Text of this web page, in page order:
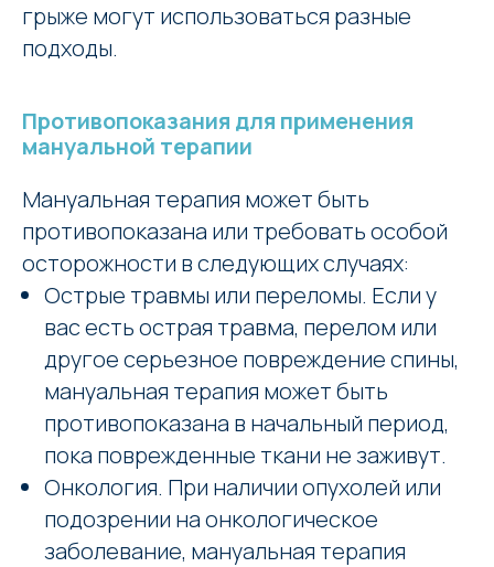
грыже могут использоваться разные
подходы.
Противопоказания для применения
мануальной терапии
Мануальная терапия может быть
противопоказана или требовать особой
осторожности в следующих случаях:
Острые травмы или переломы. Если у
вас есть острая травма, перелом или
другое серьезное повреждение спины,
мануальная терапия может быть
противопоказана в начальный период,
пока поврежденные ткани не заживут.
Онкология. При наличии опухолей или
подозрении на онкологическое
заболевание, мануальная терапия